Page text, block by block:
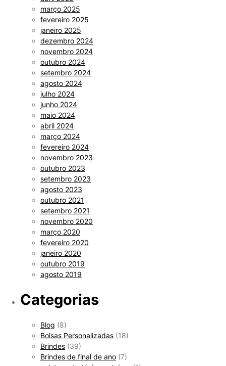
março 2025
fevereiro 2025
janeiro 2025
dezembro 2024
novembro 2024
outubro 2024
setembro 2024
agosto 2024
julho 2024
junho 2024
maio 2024
abril 2024
março 2024
fevereiro 2024
novembro 2023
outubro 2023
setembro 2023
agosto 2023
outubro 2021
setembro 2021
novembro 2020
março 2020
fevereiro 2020
janeiro 2020
outubro 2019
agosto 2019
Categorias
Blog (8)
Bolsas Personalizadas (18)
Brindes (39)
Brindes de final de ano (7)